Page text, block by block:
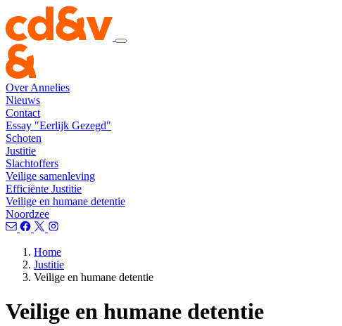
Over Annelies
Nieuws
Contact
Essay "Eerlijk Gezegd"
Schoten
Justitie
Slachtoffers
Veilige samenleving
Efficiënte Justitie
Veilige en humane detentie
Noordzee
Home
Justitie
Veilige en humane detentie
Veilige en humane detentie